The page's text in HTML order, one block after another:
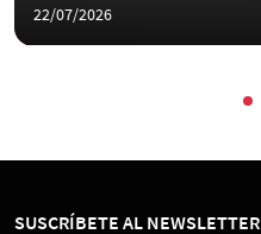
22/07/2026
SUSCRÍBETE AL NEWSLETTER